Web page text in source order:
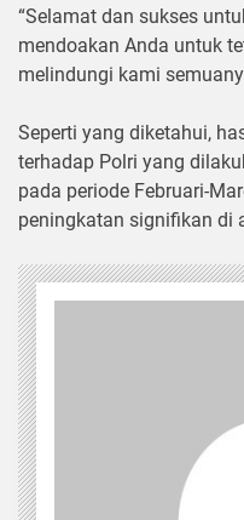
“Selamat dan sukses
mendoakan Anda untuk
melindungi kami
Seperti yang diketahui,
terhadap Polri yang
pada periode Februari-
peningkatan signifikan di